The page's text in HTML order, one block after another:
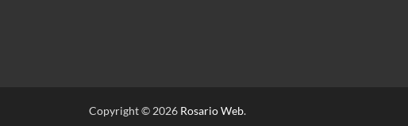
Copyright © 2026 Rosario Web.